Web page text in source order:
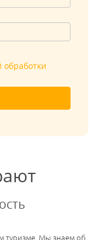
обработки
туризме. Мы знаем об